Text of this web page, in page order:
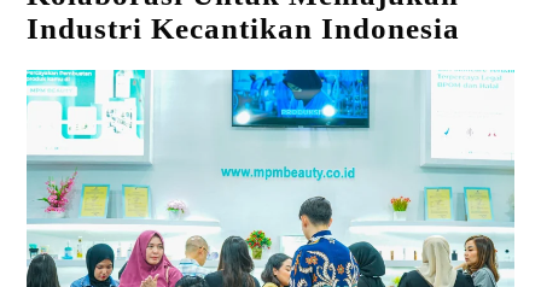
Industri Kecantikan Indonesia